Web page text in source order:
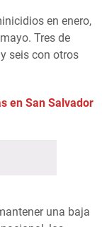
en enero,
Tres de
seis con otros
en San Salvador
una baja